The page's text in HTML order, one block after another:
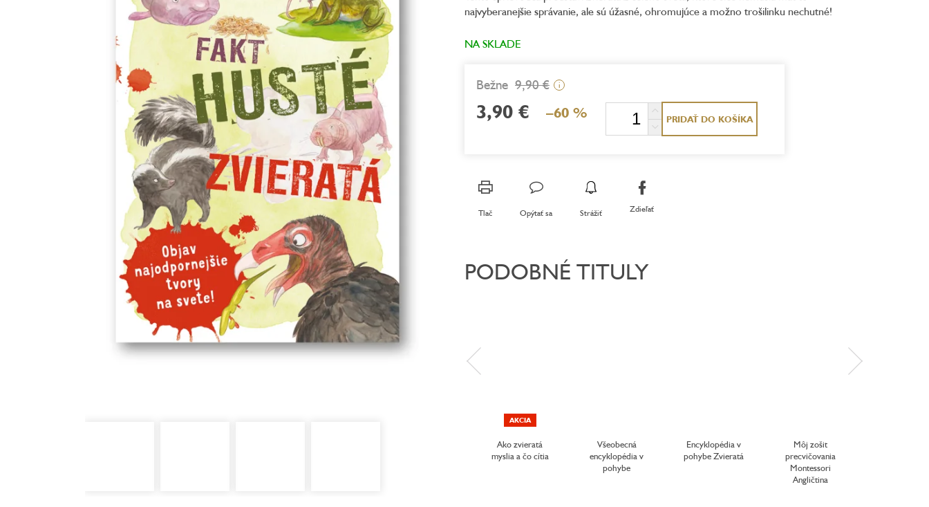
Aktivity / Samolepky
Rozprávky a príbehy
Lacné knihy
5,0
najvyberanejšie správanie, ale sú úžasné, ohromujúce a možno trošilinku nechutné!
NA SKLADE
9,90 € i
3,90 € –60 % PRIDAŤ DO KOŠÍKA
Tlač Opýtať sa Strážiť Zdieľať
PODOBNÉ TITULY
AKCIA
Ako zvieratá
myslia a čo cítia
Všeobecná
encyklopédia v
pohybe
Encyklopédia v
pohybe Zvieratá
Môj zošit
precvičovania
Montessori
Angličtina